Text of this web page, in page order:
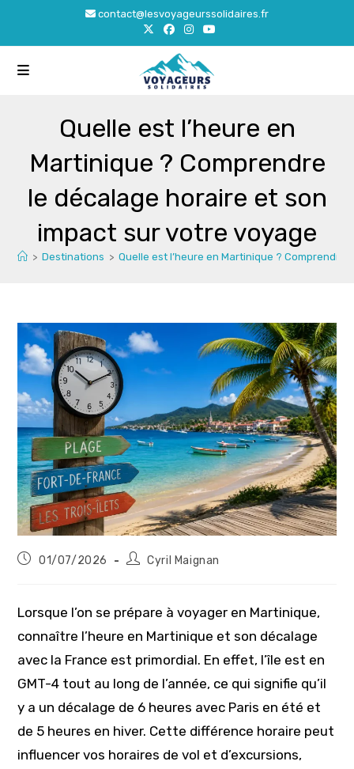
content
contact@lesvoyageurssolidaires.fr
Quelle est l’heure en
Martinique ? Comprendre
le décalage horaire et son
impact sur votre voyage
> Destinations > Quelle est l’heure en Martinique ?
Publication
01/07/2026
Auteur/autrice
Cyril Maignan
Lorsque l’on se prépare à voyager en Martinique,
connaître l’heure en Martinique et son décalage
avec la France est primordial. En effet, l’île est en
GMT-4 tout au long de l’année, ce qui signifie qu’il
y a un décalage de 6 heures avec Paris en été et
de 5 heures en hiver. Cette différence horaire peut
influencer vos horaires de vol et d’excursions,